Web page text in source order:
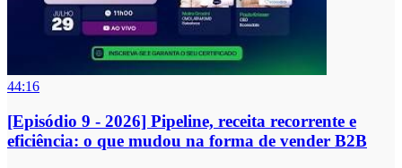
44:16
[Episódio 9 - 2026] Pipeline, receita recorrente e
eficiência: o que mudou na forma de vender B2B